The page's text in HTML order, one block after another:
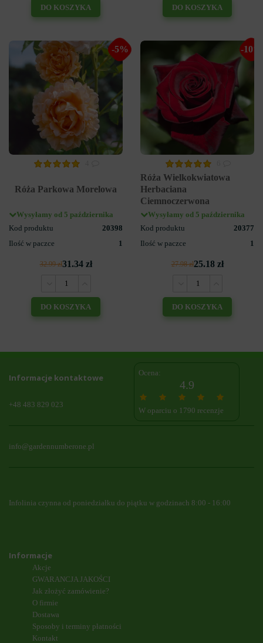
DO KOSZYKA DO KOSZYKA
-5%
Róża Parkowa Morelowa
Wysyłamy od 5 października
Kod produktu
20398
Ilość w paczce
1
32.99 zł31.34 zł
DO KOSZYKA
-10%
Róża Wielkokwiatowa
Herbaciana
Ciemnoczerwona
Wysyłamy od 5 października
Kod produktu
20377
Ilość w paczce
1
27.98 zł25.18 zł
DO KOSZYKA
Informacje kontaktowe
+48 483 829 023
Ocena:
4.9
W oparciu o 1790 recenzje
info@gardennumberone.pl
Infolinia czynna od poniedziałku do piątku w godzinach 8:00 - 16:00
Informacje
Akcje
GWARANCJA JAKOŚCI
Jak złożyć zamówienie?
O firmie
Dostawa
Sposoby i terminy płatności
Kontakt